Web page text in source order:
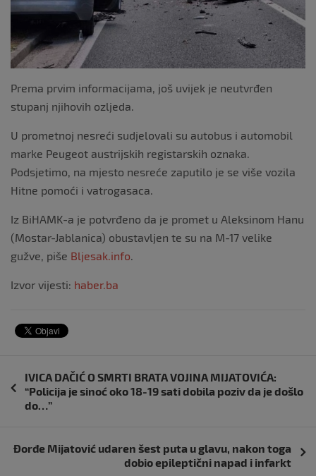
Prema prvim informacijama, još uvijek je neutvrđen
stupanj njihovih ozljeda.
U prometnoj nesreći sudjelovali su autobus i automobil
marke Peugeot austrijskih registarskih oznaka.
Podsjetimo, na mjesto nesreće zaputilo je se više vozila
Hitne pomoći i vatrogasaca.
Iz BiHAMK-a je potvrđeno da je promet u Aleksinom Hanu
(Mostar-Jablanica) obustavljen te su na M-17 velike
gužve, piše Bljesak.info
Izvor vijesti: haber.ba
Navigacija
objava
IVICA DAČIĆ O SMRTI BRATA VOJINA MIJATOVIĆA:
“Policija je sinoć oko 18-19 sati dobila poziv da je došlo
do…”
Đorđe Mijatović udaren šest puta u glavu, nakon toga
dobio epileptični napad i infarkt